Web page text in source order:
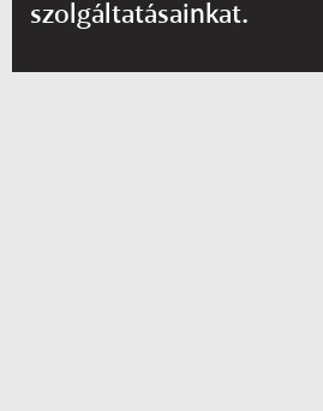
szolgáltatásainkat.